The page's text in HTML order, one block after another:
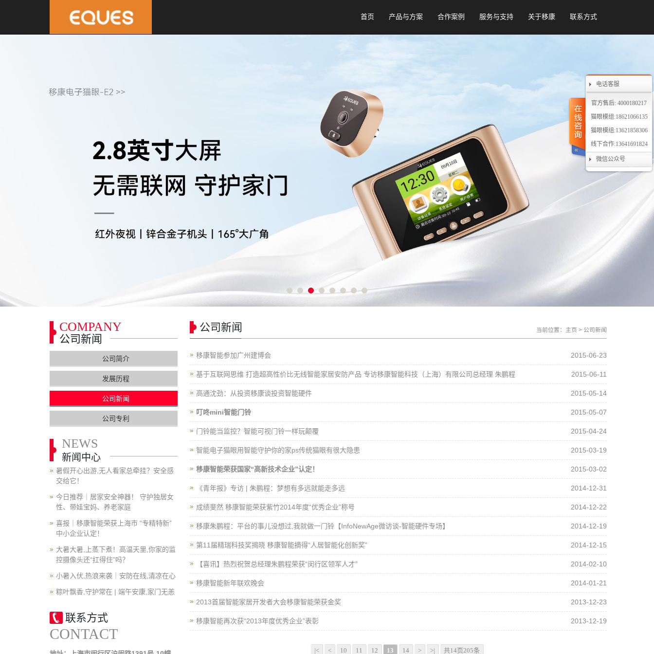
电话客服
官方售后: 4000180217
猫眼模组:18621066135
猫眼模组:13621858306
线下合作:13641691824
微信公众号
首页 产品与方案 合作案例 服务与支持 关于移康 联系方式
公司新闻 当前位置： 主页 > 公司新闻
移康智能参加广州建博会 2015-06-23
基于互联网思维 打造超高性价比无线智能家居安防产品 专访移康智能科技（上海）有限公司总经理 朱鹏程 2015-06-11
高通沈劲：从投资移康谈投资智能硬件 2015-05-14
叮咚mini智能门铃 2015-05-07
门铃能当监控？智能可视门铃一样玩颠覆 2015-04-24
智能电子猫眼用智能守护你的家ps传统猫眼有很大隐患 2015-03-19
移康智能荣获国家“高新技术企业”认定！ 2015-03-02
《青年报》专访 | 朱鹏程：梦想有多远就能走多远 2014-12-31
成绩斐然 移康智能荣获紫竹2014年度“优秀企业”称号 2014-12-22
移康朱鹏程：平台的事儿没想过,我就做一门铃【InfoNewAge微访谈-智能硬件专场】 2014-12-19
第11届精瑞科技奖揭晓 移康智能摘得“人居智能化创新奖” 2014-12-15
【喜讯】热烈祝贺总经理朱鹏程荣获“闵行区领军人才” 2014-02-10
移康智能新年联欢晚会 2014-01-21
2013首届智能家居开发者大会移康智能荣获金奖 2013-12-23
移康智能再次获“2013年度优秀企业”表彰 2013-12-19
|< < 10 11 12 13 14 > >| 共14页205条
COMPANY
公司新闻
公司简介
发展历程
公司新闻
公司专利
NEWS
新闻中心
暑假开心出游,无人看家总牵挂？安全感
交给它！
今日推荐｜居家安全神器！ 守护独居女
性、带娃宝妈、养老家庭
喜报｜移康智能荣获上海市 “专精特新”
中小企业认定！
大暑大暑,上蒸下煮！高温天里,你家的监
控摄像头还“扛得住”吗？
小暑入伏,热浪来袭｜安防在线,清凉在心
粽叶飘香,守护常在 | 端午安康,家门无恙
联系方式
CONTACT